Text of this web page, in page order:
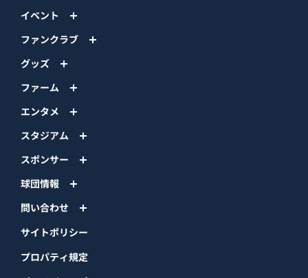
イベント
ファンクラブ
グッズ
ファーム
エンタメ
スタジアム
スポンサー
球団情報
問い合わせ
サイトポリシー
プロパティ規定